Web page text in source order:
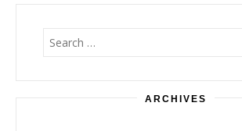
Search
for:
ARCHIVES